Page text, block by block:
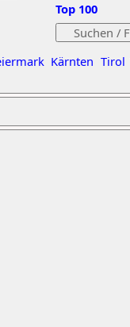
Kärnten Tirol
Top 100